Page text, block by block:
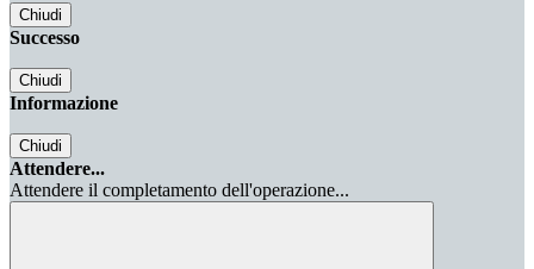
Chiudi
Successo
Chiudi
Informazione
Chiudi
Attendere...
Attendere il completamento dell'operazione...